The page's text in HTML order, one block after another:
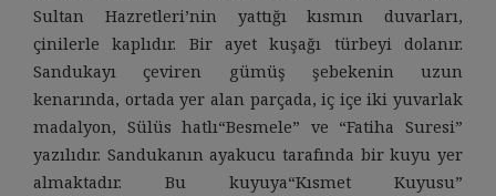
Sultan Hazretleri’nin yattığı kısmın duvarları,
çinilerle kaplıdır. Bir ayet kuşağı türbeyi dolanır.
Sandukayı çeviren gümüş şebekenin uzun
kenarında, ortada yer alan parçada, iç içe iki yuvarlak
madalyon, Sülüs hatlı“Besmele” ve “Fatiha Suresi”
yazılıdır. Sandukanın ayakucu tarafında bir kuyu yer
almaktadır. Bu kuyuya“Kısmet Kuyusu”